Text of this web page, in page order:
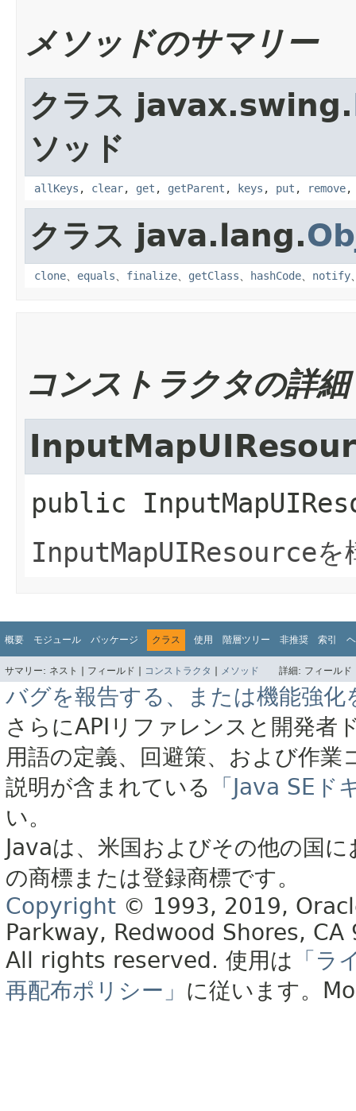
メソッドのサマリー
クラス javax.swing.
ソッド
allKeys , clear, get , getParent , keys , put , remove
クラス java.lang.
clone、 equals、 finalize、 getClass、 hashCode、 notify
コンストラクタの詳細
public
InputMapUIResourceを
概要 モジュール パッケージ クラス 使用 階層ツリー 非推奨 索引
サマリー: ネスト | フィールド | コンストラクタ | メソッド 詳細: フィール
バグを報告する、または機能強化
さらにAPIリファレンスと開発者
用語の定義、回避策、および作
説明が含まれている
「Java SE
い。
Javaは、米国およびその他の国
の商標または登録商標です。
Copyright © 1993, 2019,
Parkway, Redwood Shores, CA
All rights reserved. 使用は 「ラ
再配布ポリシー」 に従います。